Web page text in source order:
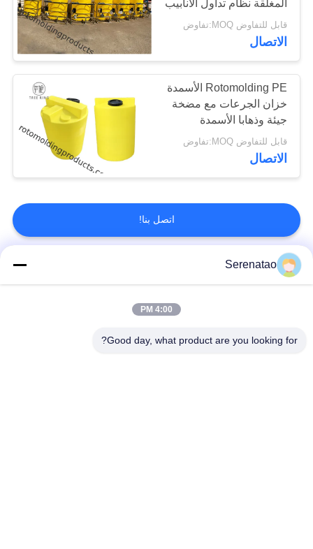
المغلقة نظام تداول الأنابيب
المبردة المياه
قابل للتفاوض MOQ:تفاوض
الاتصال
Rotomolding PE الأسمدة
خزان الجرعات مع مضخة
جيئة وذهابا الأسمدة
الزراعية
قابل للتفاوض MOQ:تفاوض
الاتصال
اتصل بنا!
فئات شعبية
Serenatao
4:00 PM
Good day, what product are you looking for?